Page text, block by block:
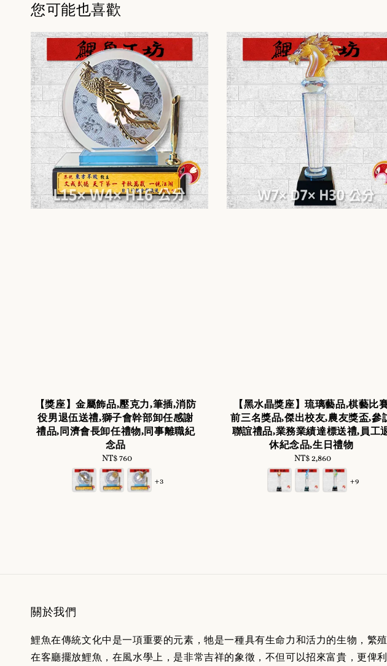
您可能也喜歡
【獎座】金屬飾品,壓克力,筆插,消防
役男退伍送禮,獅子會幹部卸任感謝
禮品,同濟會長卸任禮物,同事離職紀
念品
Regular
price
NT$ 760
+3
【黑水晶獎座】琉璃藝品,棋藝比
前三名獎品,傑出校友,農友獎盃,參
聯誼禮品,業務業績達標送禮,員工
休紀念品,生日禮物
Regular
price
NT$ 2,860
+9
關於我們
鯉魚在傳統文化中是一項重要的元素，牠是一種具有生命力和活力的生物，繁
在客廳擺放鯉魚，在風水學上，是非常吉祥的象徵，不但可以招來富貴，更